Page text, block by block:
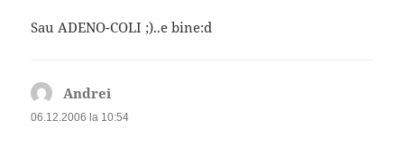
Sau ADENO-COLI ;)..e bine:d
Andrei
06.12.2006 la 10:54